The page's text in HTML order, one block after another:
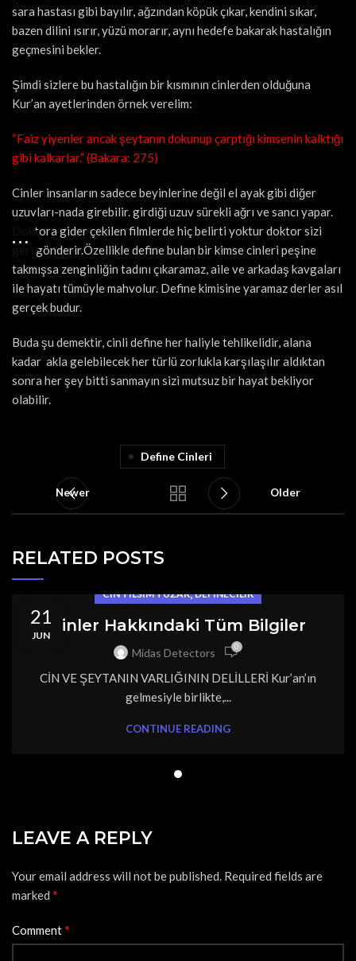
sara hastası gibi bayılır, ağzından köpük çıkar, kendini sıkar,
bazen dilini ısırır, yüzü morarır, aynı hedefe bakarak hastalığın
geçmesini bekler.
Şimdi sizlere bu hastalığın bir kısmının cinlerden olduğuna
Kur’an ayetlerinden örnek verelim:
“Faiz yiyenler ancak şeytanın dokunup çarptığı kimsenin kalktığı
gibi kalkarlar.” (Bakara: 275)
Cinler insanların sadece beyinlerine değil el ayak gibi diğer
uzuvları-nada girebilir. girdiği uzuv sürekli ağrı ve sancı yapar.
Doktora gider çekilen filmlerde hiç belirti yoktur doktor sizi
geri gönderir.Özellikle define bulan bir kimse cinleri peşine
takmışsa zenginliğin tadını çıkaramaz, aile ve arkadaş kavgaları
ile hayatı tümüyle mahvolur. Define kimisine yaramaz derler asıl
gerçek budur.
Buda şu demektir, cinli define her haliyle tehlikelidir, alana
kadar akla gelebilecek her türlü zorlukla karşılaşılır aldıktan
sonra her şey bitti sanmayın sizi mutsuz bir hayat bekliyor
olabilir.
Define Cinleri
Newer Older
RELATED POSTS
21
JUN
CIN TILSIM TUZAK,DEFINECILIK
Cinler Hakkındaki Tüm Bilgiler
Midas Detectors 0
CİN VE ŞEYTANIN VARLIĞININ DELİLLERİ Kur’an’ın
gelmesiyle birlikte,...
CONTINUE READING
LEAVE A REPLY
Your email address will not be published. Required fields are
marked *
Comment*